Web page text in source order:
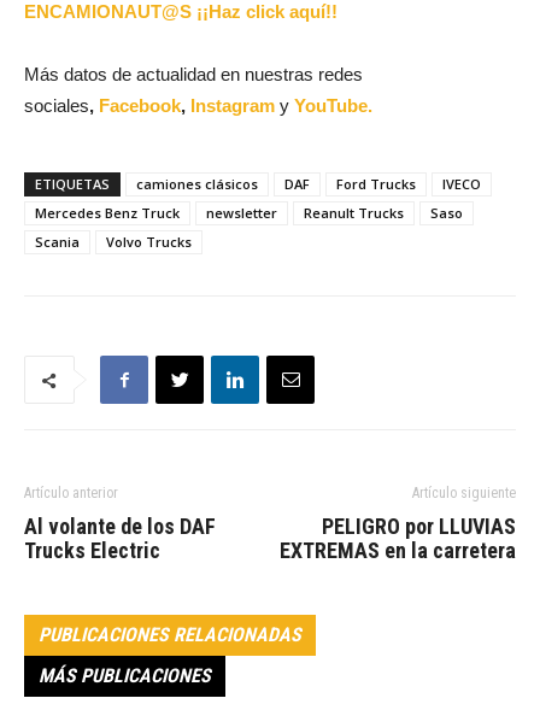
ENCAMIONAUT@S ¡¡Haz click aquí!!
Más datos de actualidad en nuestras redes
sociales, Facebook, Instagram y YouTube.
ETIQUETAS camiones clásicos DAF Ford Trucks
IVECO
Mercedes Benz Truck
newsletter Reanult Trucks
Saso
Scania
Volvo Trucks
Artículo anterior
Al volante de los DAF
Trucks Electric
Artículo siguiente
PELIGRO por LLUVIAS
EXTREMAS en la carretera
PUBLICACIONES RELACIONADAS
MÁS PUBLICACIONES